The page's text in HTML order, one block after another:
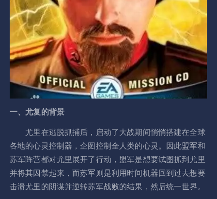
一、尤复的背景
尤里在逃脱抓捕后，启动了大战期间悄悄搭建在全球
各地的心灵控制器，企图控制全人类的心灵。因此盟军和
苏军阵营都对尤里展开了行动，盟军是想要试图抓到尤里
并将其囚禁起来，而苏军则是利用时间机器回到过去想要
击溃尤里的阴谋并逆转苏军战败的结果，然后统一世界。